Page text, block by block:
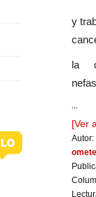
y
la
...
[Ver
Autor: